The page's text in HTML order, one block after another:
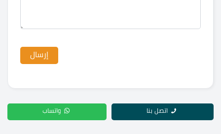
اتصل بنا واتساب